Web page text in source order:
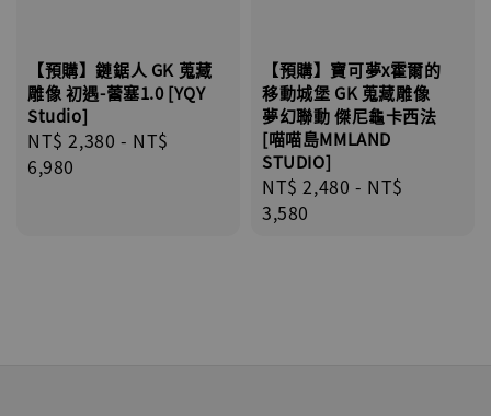
【預購】鏈鋸人 GK 蒐藏
雕像 初遇-蕾塞1.0 [YQY
Studio]
Regular
price
NT$ 2,380 - NT$
6,980
【預購】寶可夢x霍爾的
移動城堡 GK 蒐藏雕像
夢幻聯動 傑尼龜卡西法
[喵喵島MMLAND
STUDIO]
Regular
price
NT$ 2,480 - NT$
3,580